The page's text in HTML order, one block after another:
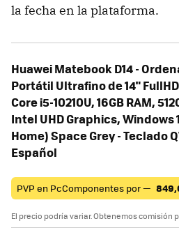
la fecha en la plataforma.
Huawei Matebook D14 -
Portátil Ultrafino de 14"
Core i5-10210U, 16GB RAM,
Intel UHD Graphics, Windows
Home) Space Grey - Teclado
Español
PVP en PcComponentes por —
El precio podría variar. Obtenemos comisión